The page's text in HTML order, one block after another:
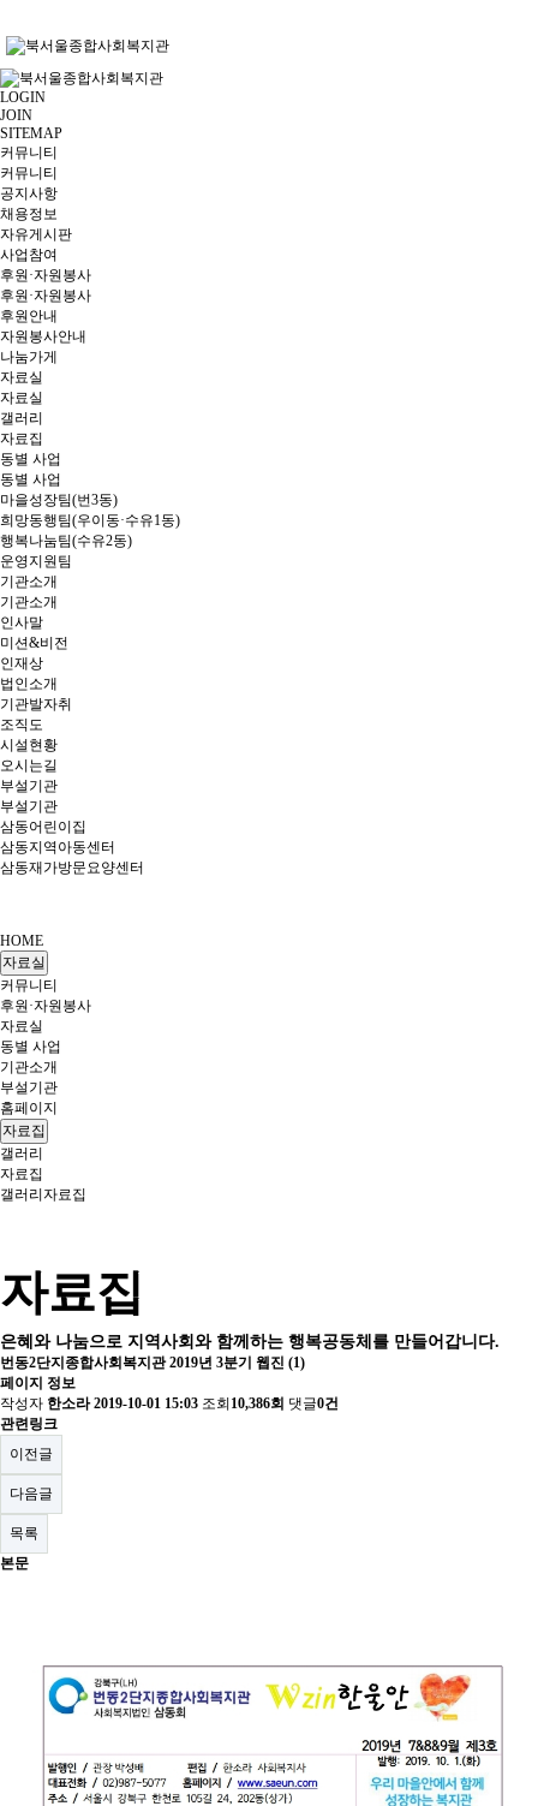
LOGIN
JOIN
SITEMAP
커뮤니티
커뮤니티
공지사항
채용정보
자유게시판
사업참여
후원·자원봉사
후원·자원봉사
후원안내
자원봉사안내
나눔가게
자료실
자료실
갤러리
자료집
동별 사업
동별 사업
마을성장팀(번3동)
희망동행팀(우이동·수유1동)
행복나눔팀(수유2동)
운영지원팀
기관소개
기관소개
인사말
미션&비전
인재상
법인소개
기관발자취
조직도
시설현황
오시는길
부설기관
부설기관
삼동어린이집
삼동지역아동센터
삼동재가방문요양센터
HOME
자료실
커뮤니티
후원·자원봉사
자료실
동별 사업
기관소개
부설기관
홈페이지
자료집
갤러리
자료집
갤러리 자료집
자료집
은혜와 나눔으로 지역사회와 함께하는 행복공동체를 만들어갑니다.
번동2단지종합사회복지관 2019년 3분기 웹진 (1)
페이지 정보
작성자 한소라 2019-10-01 15:03 조회 10,386회 댓글0건
관련링크
이전글
다음글
목록
본문